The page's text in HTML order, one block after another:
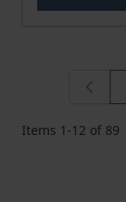
Items 1 -12 of 89